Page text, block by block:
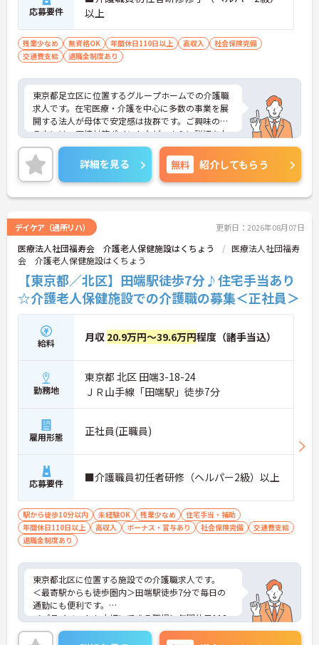
応募要件
以上
残業少なめ 無資格OK 年間休日110日以上 高収入
社会保険完備
交通費支給
退職金制度あり
東京都足立区に位置するグループホームでの介護職
求人です。在宅医療・介護を中心に多数の事業を展
開する法人が母体で安定感は抜群です。ご興味のあ
る方には、面接対策ポイントなど、さらに詳細をお
話しいたしますのでお気軽にご相談ください。
詳細を見る 無料 紹介してもらう
デイケア（通所リハ） 更新日：2026年08月07日
医療法人社団福寿会 介護老人保健施設はくちょう
医療法人社団福寿
会 介護老人保健施設はくちょう
【東京都／北区】田端駅徒歩7分♪住宅手当あり
☆介護老人保健施設での介護職の募集＜正社員＞
給料 月収 20.9万円～39.6万円程度（諸手当込）
勤務地
東京都 北区 田端3-18-24
ＪＲ山手線「田端駅」徒歩7分
雇用形態 正社員(正職員)
応募要件 ■介護職員初任者研修（ヘルパー2級）以上
駅から徒歩10分以内 未経験OK 残業少なめ
住宅手当・補助
年間休日110日以上
高収入 ボーナス・賞与あり 社会保険完備
交通費支給
退職金制度あり
東京都北区に位置する施設での介護職求人です。
＜最寄駅からも徒歩圏内＞田端駅徒歩7分で毎日の
通勤にも便利です。
＜プライベートも大切にできる職場＞年間休日118
日、リフレッシュ休暇あり！残業も5回程度／月と